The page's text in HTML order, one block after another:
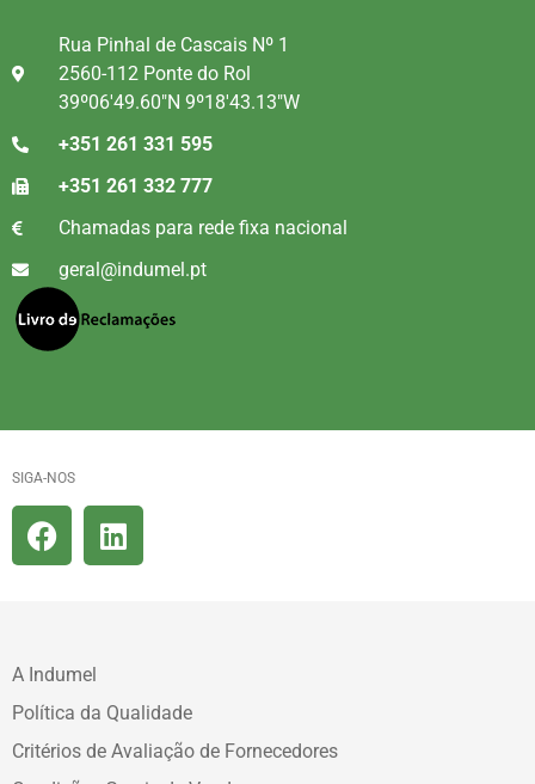
Rua Pinhal de Cascais Nº 1
2560-112 Ponte do Rol
39º06'49.60"N 9º18'43.13"W
+351 261 331 595
+351 261 332 777
Chamadas para rede fixa nacional
geral@indumel.pt
SIGA-NOS
A Indumel
Política da Qualidade
Critérios de Avaliação de Fornecedores